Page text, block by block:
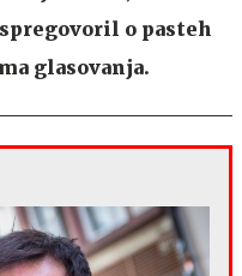
o pasteh
glasovanja.